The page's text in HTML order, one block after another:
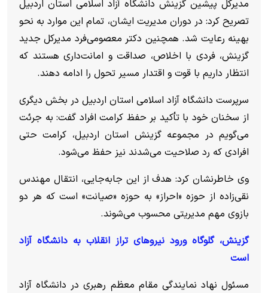
مدیرکل پیشین گزینش دانشگاه آزاد اسلامی استان اردبیل
تصریح کرد: در دوران مدیریت ایشان، تمام این موارد به نحو
بهینه رعایت شد. همچنین دکتر معصومی‌فرد مدیرکل جدید
گزینش، فردی با اخلاص، صداقت و امانت‌داری هستند که
انتظار داریم با قوت و اقتدار مسیر تحول را ادامه دهند.
سرپرست دانشگاه آزاد اسلامی استان اردبیل در بخش دیگری
از سخنان خود با تأکید بر حفظ کرامت افراد گفت: به جرئت
می‌گویم در مجموعه گزینش استان اردبیل، کرامت حتی
افرادی که رد صلاحیت می‌شدند نیز حفظ می‌‌شود.
وی خاطرنشان کرد: هدف از این جابه‌جایی، انتقال مهندس
نقی‌زاده از حوزه «احراز» به حوزه «صیانت» است که هر دو
بازوی مهم مدیریتی محسوب می‌شوند.
گزینش، گلوگاه ورود نیرو‌های تراز انقلاب به دانشگاه آزاد
است
مسئول نهاد نمایندگی مقام معظم رهبری در دانشگاه آزاد